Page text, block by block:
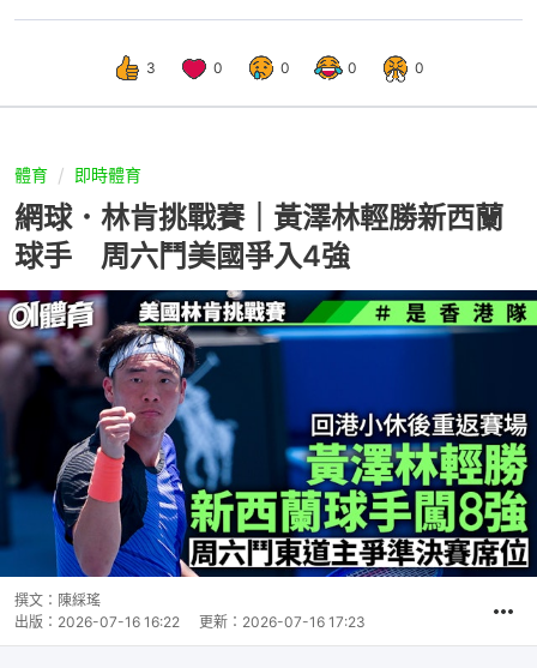
3 0 0 0 0
體育 即時體育
網球．林肯挑戰賽｜黃澤林輕勝新西蘭
球手 周六鬥美國爭入4強
撰文： 陳綵瑤
出版： 2026-07-16 16:22 更新： 2026-07-16 17:23